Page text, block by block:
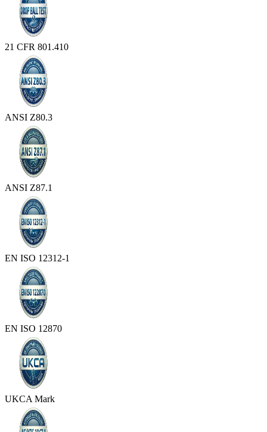
21 CFR 801.410
ANSI Z80.3
ANSI Z87.1
EN ISO 12312-1
EN ISO 12870
UKCA Mark